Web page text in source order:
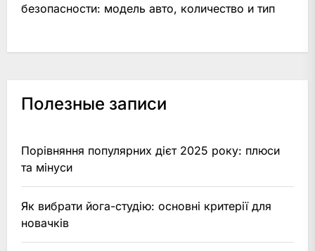
безопасности: модель авто, количество и тип
Полезные записи
Порівняння популярних дієт 2025 року: плюси
та мінуси
Як вибрати йога-студію: основні критерії для
новачків